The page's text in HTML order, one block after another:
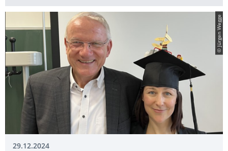
© Jürgen Wegge
29.12.2024